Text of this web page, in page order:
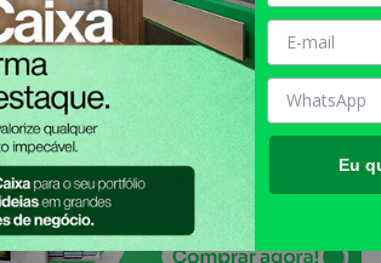
Nichos de atuação
Escolha seu nicho
Eu